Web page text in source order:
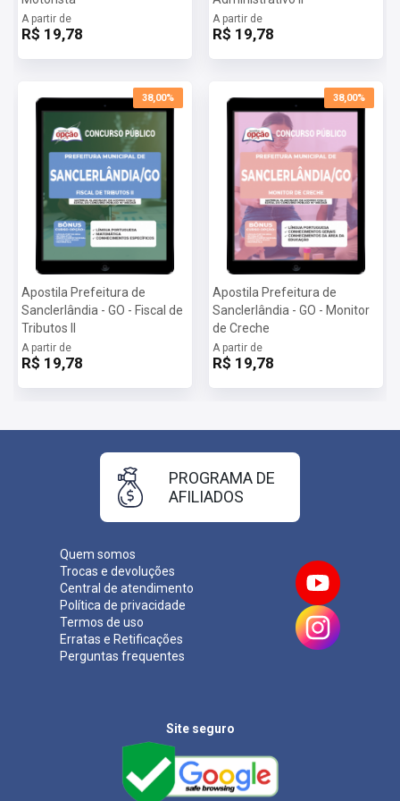
Importante: caso a apostila esteja em PRÉ-VENDA o arquivo
somente será liberado na data informada no site.
A partir de
R$ 19,78
A partir de
R$ 19,78
38,00%
Apostila Prefeitura de
Sanclerlândia - GO - Fiscal de
Tributos II
A partir de
R$ 19,78
38,00%
Apostila Prefeitura de
Sanclerlândia - GO - Monitor
de Creche
A partir de
R$ 19,78
Quem somos
Trocas e devoluções
Central de atendimento
Política de privacidade
Termos de uso
Erratas e Retificações
Perguntas frequentes
PROGRAMA DE
AFILIADOS
Site seguro